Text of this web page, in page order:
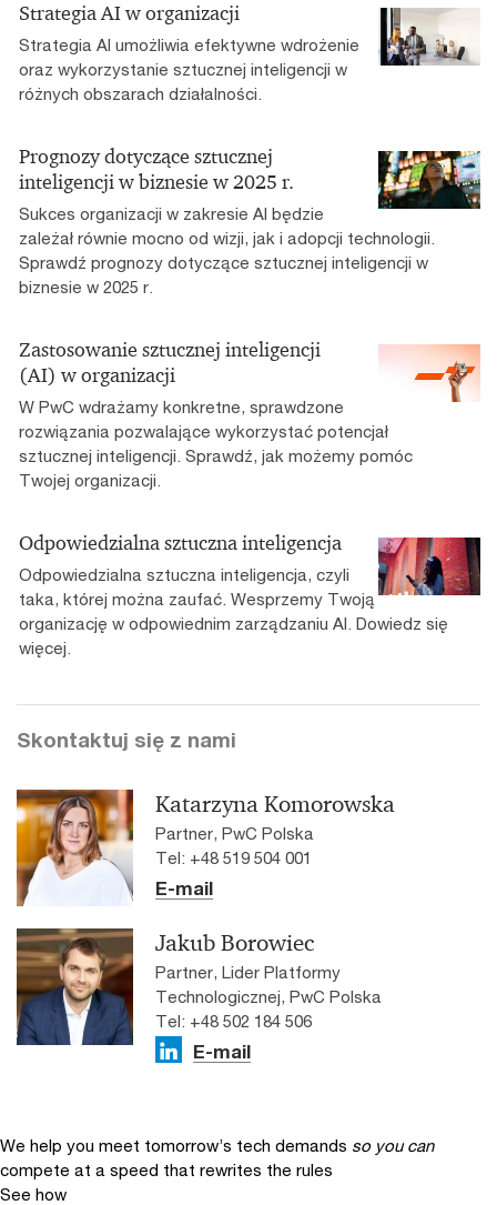
Strategia AI w organizacji
Strategia AI umożliwia efektywne wdrożenie
oraz wykorzystanie sztucznej inteligencji w
różnych obszarach działalności.
Prognozy dotyczące sztucznej
inteligencji w biznesie w 2025 r.
Sukces organizacji w zakresie AI będzie
zależał równie mocno od wizji, jak i adopcji technologii.
Sprawdź prognozy dotyczące sztucznej inteligencji w
biznesie w 2025 r.
Zastosowanie sztucznej inteligencji
(AI) w organizacji
W PwC wdrażamy konkretne, sprawdzone
rozwiązania pozwalające wykorzystać potencjał
sztucznej inteligencji. Sprawdź, jak możemy pomóc
Twojej organizacji.
Odpowiedzialna sztuczna inteligencja
Odpowiedzialna sztuczna inteligencja, czyli
taka, której można zaufać. Wesprzemy Twoją
organizację w odpowiednim zarządzaniu AI. Dowiedz się
więcej.
Skontaktuj się z nami
Katarzyna Komorowska
Partner, PwC Polska
Tel: +48 519 504 001
E-mail
Jakub Borowiec
Partner, Lider Platformy
Technologicznej, PwC Polska
Tel: +48 502 184 506
E-mail
We help you meet tomorrow’s tech demands so you can
compete at a speed that rewrites the rules
See how